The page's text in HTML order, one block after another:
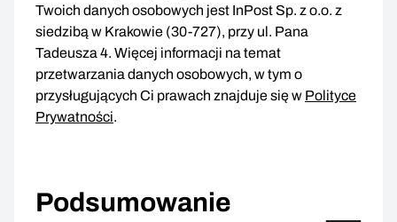
Twoich danych osobowych jest InPost Sp. z o.o. z
siedzibą w Krakowie (30-727), przy ul. Pana
Tadeusza 4. Więcej informacji na temat
przetwarzania danych osobowych, w tym o
przysługujących Ci prawach znajduje się w Polityce
Prywatności.
Podsumowanie